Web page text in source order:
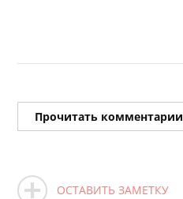
Прочитать комментарии
ОСТАВИТЬ ЗАМЕТКУ